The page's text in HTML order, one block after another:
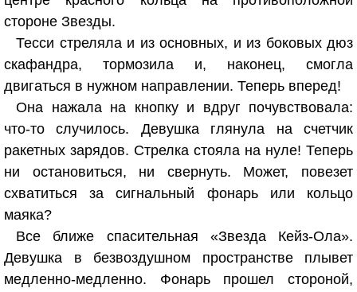
стороне Звезды.
Тесси стреляла и из основных, и из боковых дюз
скафандра, тормозила и, наконец, смогла
двигаться в нужном направлении. Теперь вперед!
Она нажала на кнопку и вдруг почувствовала:
что-то случилось. Девушка глянула на счетчик
ракетных зарядов. Стрелка стояла на нуле! Теперь
ни остановиться, ни свернуть. Может, повезет
схватиться за сигнальный фонарь или кольцо
маяка?
Все ближе спасительная «Звезда Кейз-Ола».
Девушка в безвоздушном пространстве плывет
медленно-медленно. Фонарь прошел стороной,